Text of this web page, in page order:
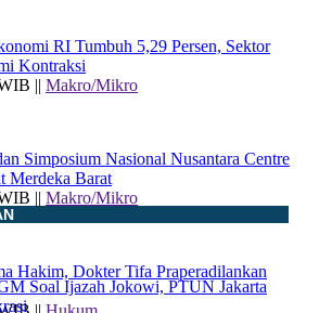
RI Tumbuh 5,29 Persen, Sektor
Kontraksi
|| Makro/Mikro
Simposium Nasional Nusantara Centre
Merdeka Barat
|| Makro/Mikro
Hakim, Dokter Tifa Praperadilankan
Soal Ijazah Jokowi, PTUN Jakarta